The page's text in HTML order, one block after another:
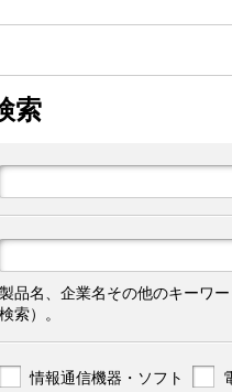
索
製品名、企業名その他のキーワ
検索）。
情報通信機器・ソフト